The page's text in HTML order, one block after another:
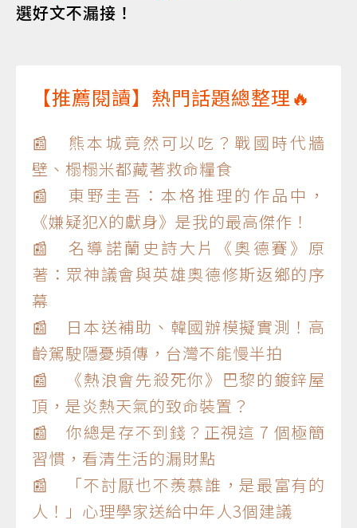
選好文不漏接！
【推薦閱讀】熱門話題總整理🔥
📰 熊本城竟然可以吃？戰國時代牆
壁、榻榻米都藏著救命糧食
📰 東野圭吾：本格推理的作品中，
《嫌疑犯X的獻身》是我的最高傑作！
📰 名導諾蘭史詩大片《奧德賽》原
著：眾神議會與英雄奧德修斯返鄉的序
幕
📰 日本送補助、韓國辦模擬實測！高
齡駕駛隱憂頻傳，台灣不能慢半拍
📰 《熱浪會先殺死你》巴黎的鍍鋅屋
頂，是炎熱天氣的致命裝置？
📰 你總是存不到錢？正視這 7 個極簡
習慣，看清生活的漏財點
📰 「不討厭也不羨慕誰，是最富有的
人！」心理學家送給中年人3個建議